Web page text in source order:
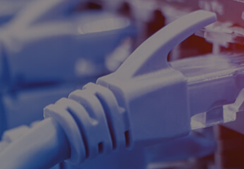
加工組ハーネス化支援
組ハーネス加工
量産ワイヤーハーネス加工
はんだ付けワイヤーハーネス加工